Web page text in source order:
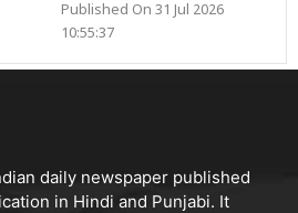
Published On 31 Jul 2026
10:55:37
daily newspaper published
in Hindi and Punjabi. It